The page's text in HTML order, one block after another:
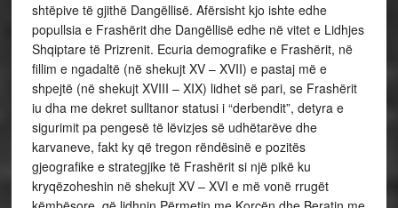
shtëpive të gjithë Dangëllisë. Afërsisht kjo ishte edhe
popullsia e Frashërit dhe Dangëllisë edhe në vitet e Lidhjes
Shqiptare të Prizrenit. Ecuria demografike e Frashërit, në
fillim e ngadaltë (në shekujt XV – XVII) e pastaj më e
shpejtë (në shekujt XVIII – XIX) lidhet së pari, se Frashërit
iu dha me dekret sulltanor statusi i “derbendit”, detyra e
sigurimit pa pengesë të lëvizjes së udhëtarëve dhe
karvaneve, fakt ky që tregon rëndësinë e pozitës
gjeografike e strategjike të Frashërit si një pikë ku
kryqëzoheshin në shekujt XV – XVI e më vonë rrugët